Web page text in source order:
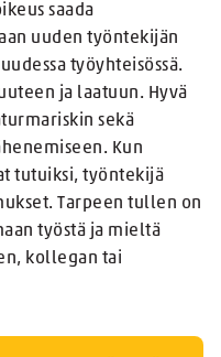
saada
uuden työntekijän
työyhteisössä.
ja laatuun. Hyvä
sekä
Kun
tutuiksi, työntekijä
Tarpeen tullen on
työstä ja mieltä
kollegan tai